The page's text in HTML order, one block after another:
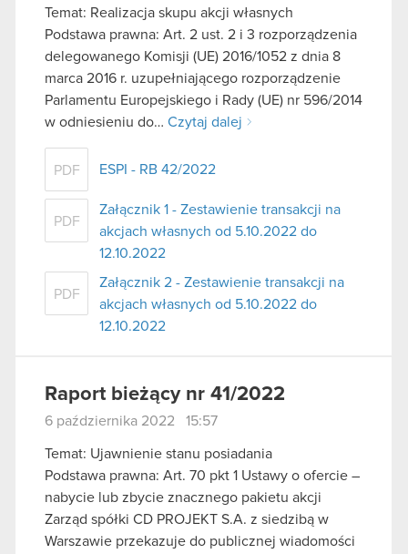
Temat: Realizacja skupu akcji własnych
Podstawa prawna: Art. 2 ust. 2 i 3 rozporządzenia
delegowanego Komisji (UE) 2016/1052 z dnia 8
marca 2016 r. uzupełniającego rozporządzenie
Parlamentu Europejskiego i Rady (UE) nr 596/2014
w odniesieniu do… Czytaj dalej
PDF ESPI - RB 42/2022
PDF
Załącznik 1 - Zestawienie transakcji na
akcjach własnych od 5.10.2022 do
12.10.2022
PDF
Załącznik 2 - Zestawienie transakcji na
akcjach własnych od 5.10.2022 do
12.10.2022
Raport bieżący nr 41/2022
6 października 2022 15:57
Temat: Ujawnienie stanu posiadania
Podstawa prawna: Art. 70 pkt 1 Ustawy o ofercie –
nabycie lub zbycie znacznego pakietu akcji
Zarząd spółki CD PROJEKT S.A. z siedzibą w
Warszawie przekazuje do publicznej wiadomości